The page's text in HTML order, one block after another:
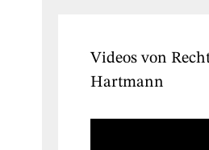
Videos von
Hartmann